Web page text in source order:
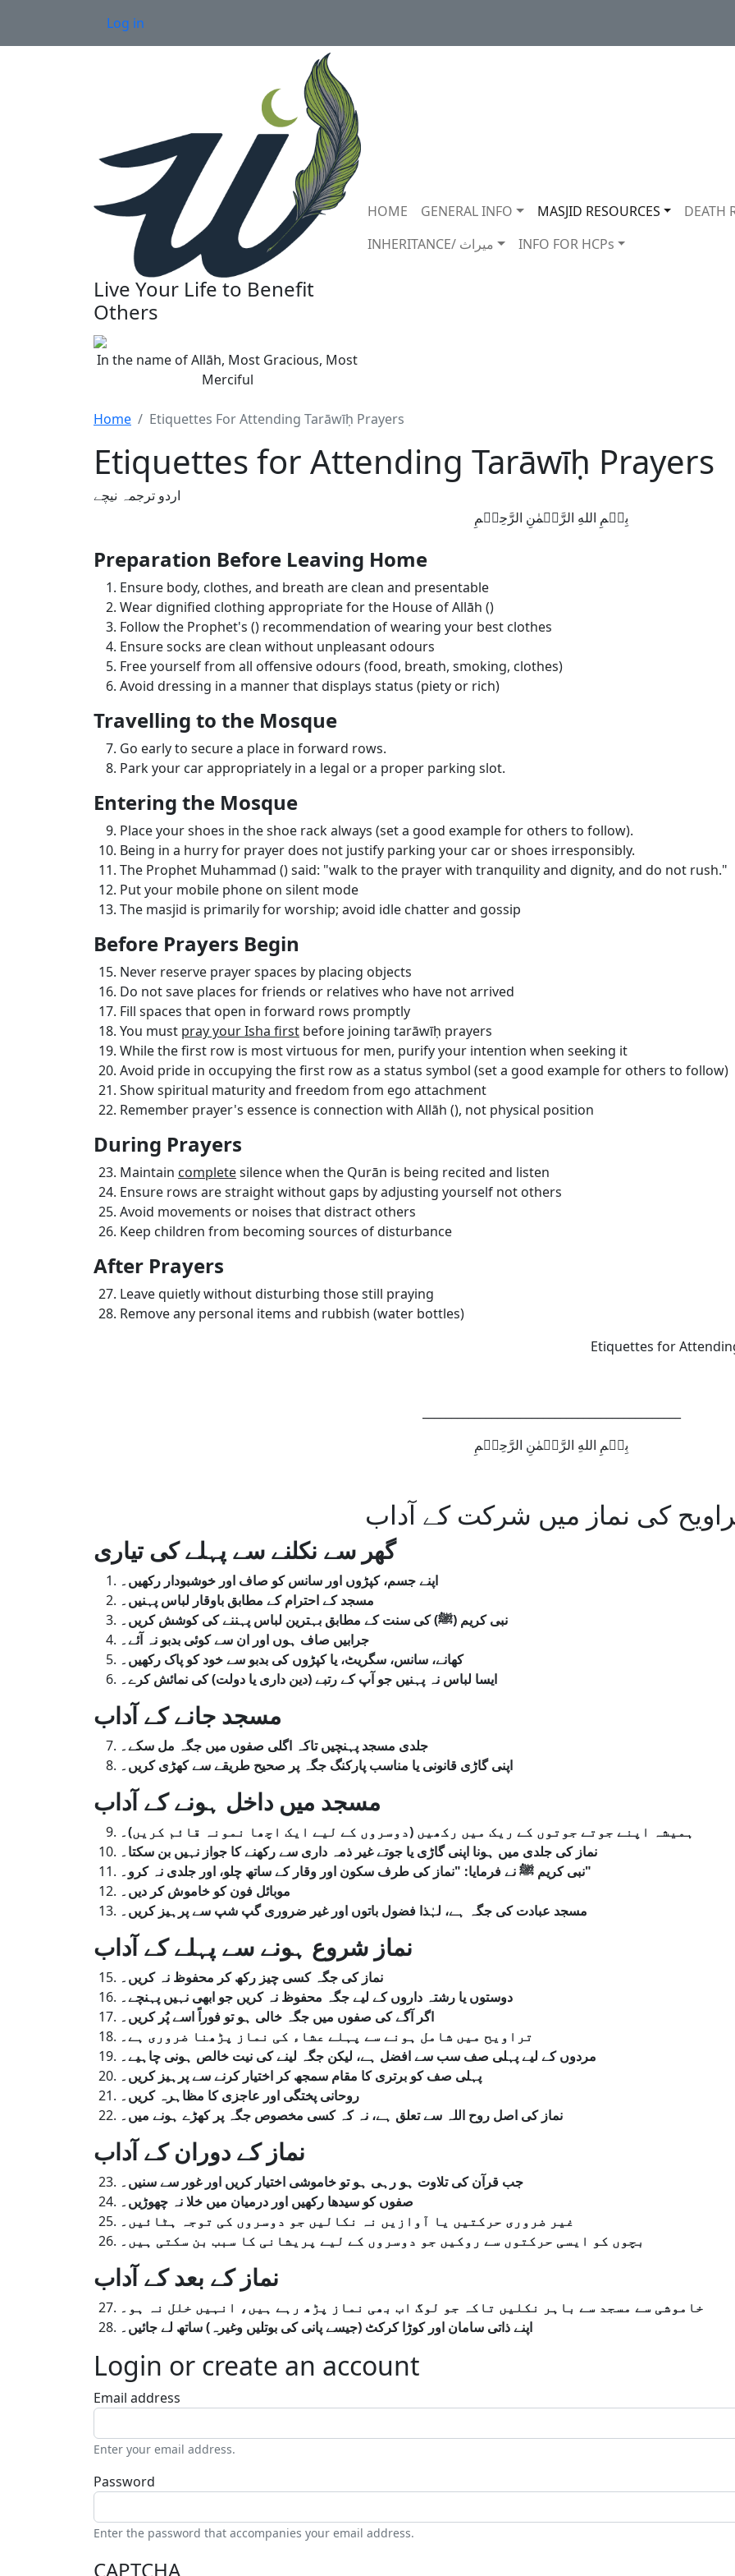
User account menu
Log in
Live Your Life to Benefit
Others
In the name of Allāh, Most Gracious, Most
Merciful
Main navigation
HOME GENERAL INFO MASJID RESOURCES
DEATH
INHERITANCE/ ميراث
INFO FOR HCPs
Home Etiquettes For Attending Tarāwīḥ Prayers
Etiquettes for Attending Tarāwīḥ Prayers
اردو ترجمہ نیچے
بِسۡمِ اللهِ الرَّحۡمٰنِ الرَّحِيۡمِ
Preparation Before Leaving Home
Ensure body, clothes, and breath are clean and presentable
Wear dignified clothing appropriate for the House of Allāh ()
Follow the Prophet's () recommendation of wearing your best clothes
Ensure socks are clean without unpleasant odours
Free yourself from all offensive odours (food, breath, smoking, clothes)
Avoid dressing in a manner that displays status (piety or rich)
Travelling to the Mosque
Go early to secure a place in forward rows.
Park your car appropriately in a legal or a proper parking slot.
Entering the Mosque
Place your shoes in the shoe rack always (set a good example for others to follow).
Being in a hurry for prayer does not justify parking your car or shoes irresponsibly.
The Prophet Muhammad () said: "walk to the prayer with tranquility and dignity, and do not rush."
Put your mobile phone on silent mode
The masjid is primarily for worship; avoid idle chatter and gossip
Before Prayers Begin
Never reserve prayer spaces by placing objects
Do not save places for friends or relatives who have not arrived
Fill spaces that open in forward rows promptly
You must pray your Isha first before joining tarāwīḥ prayers
While the first row is most virtuous for men, purify your intention when seeking it
Avoid pride in occupying the first row as a status symbol (set a good example for others to follow)
Show spiritual maturity and freedom from ego attachment
Remember prayer's essence is connection with Allāh (), not physical position
During Prayers
Maintain completesilence when the Qurān is being recited and listen
Ensure rows are straight without gaps by adjusting yourself not others
Avoid movements or noises that distract others
Keep children from becoming sources of disturbance
After Prayers
Leave quietly without disturbing those still praying
Remove any personal items and rubbish (water bottles)
Etiquettes for
بِسۡمِ اللهِ الرَّحۡمٰنِ الرَّحِيۡمِ
کی نماز میں شرکت کے آداب
گھر سے نکلنے سے پہلے کی تیاری
اپنےجسم، کپڑوں اور سانس کو صاف اور خوشبودار رکھیں۔
مسجد کےاحترام کے مطابق باوقار لباس پہنیں۔
نبی کریم (ﷺ)کی سنت کے مطابق بہترین لباس پہننےکی کوشش کریں۔
جرابیں صاف ہوں اور ان سےکوئی بدبو نہ آئے۔
کھانے، سانس، سگریٹ، یا کپڑوں کی بدبو سےخود کو پاک رکھیں۔
ایسا لباس نہ پہنیں جو آپ کےرتبے(دین داری یا دولت)کی نمائش کرے۔
مسجد جانے کے آداب
جلدی مسجد پہنچیں تاکہ اگلی صفوں میں جگہ مل سکے۔
اپنی گاڑی قانونی یا مناسب پارکنگ جگہ پر صحیح طریقے سے کھڑی کریں۔
مسجد میں داخل ہونے کے آداب
ہمیشہ اپنے جوتے جوتوں کے ریک میں رکھیں (دوسروں کے لیے ایک اچھا نمونہ قائم کریں)۔
نماز کی جلدی میں ہونا اپنی گاڑی یا جوتے غیر ذمہ داری سے رکھنے کا جواز نہیں بن سکتا۔
نبی کریم ﷺ نے فرمایا: "نماز کی طرف سکون اور وقار کے ساتھ چلو، اور جلدی نہ کرو۔"
موبائل فون کو خاموش کر دیں۔
مسجد عبادت کی جگہ ہے، لہٰذا فضول باتوں اور غیر ضروری گپ شپ سےپرہیز کریں۔
نماز شروع ہونے سے پہلے کے آداب
نماز کی جگہ کسی چیز رکھ کر محفوظ نہ کریں۔
دوستوں یا رشتہ داروں کے لیےجگہ محفوظ نہ کریں جو ابھی نہیں پہنچے۔
اگر آگےکی صفوں میں جگہ خالی ہو تو فوراًاسےپُر کریں۔
تراویح میں شامل ہونےسے پہلے عشاء کی نماز پڑھنا ضروری ہے۔
مردوں کے لیےپہلی صف سب سےافضل ہے، لیکن جگہ لینےکی نیت خالص ہونی چاہیے۔
پہلی صف کو برتری کا مقام سمجھ کر اختیار کرنےسےپرہیز کریں۔
روحانی پختگی اور عاجزی کا مظاہرہ کریں۔
نماز کی اصل روح اللہ سےتعلق ہے، نہ کہ کسی مخصوص جگہ پر کھڑے ہونے میں۔
نماز کے دوران کے آداب
جب قرآن کی تلاوت ہو رہی ہو تو خاموشی اختیار کریں اور غور سےسنیں۔
صفوں کو سیدھا رکھیں اور درمیان میں خلانہ چھوڑیں۔
غیر ضروری حرکتیں یا آوازیں نہ نکالیں جو دوسروں کی توجہ ہٹائیں۔
بچوں کو ایسی حرکتوں سے روکیں جو دوسروں کے لیے پریشانی کا سبب بن سکتی ہیں۔
نماز کے بعد کے آداب
خاموشی سے مسجد سے باہر نکلیں تاکہ جو لوگ اب بھی نماز پڑھ رہے ہیں، انہیں خلل نہ ہو۔
اپنےذاتی سامان اور کوڑا کرکٹ (جیسےپانی کی بوتلیں وغیرہ)ساتھ لےجائیں۔
Login or create an account
Email address
Enter your email address.
Password
Enter the password that accompanies your email address.
CAPTCHA